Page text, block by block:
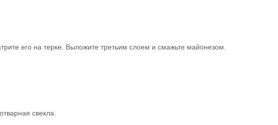
его на терке. Выложите третьим слоем и смажьте майонезом.
свекла.